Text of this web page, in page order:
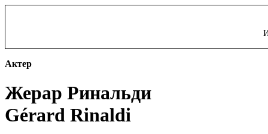
Актер
Жерар Ринальди
Gérard Rinaldi